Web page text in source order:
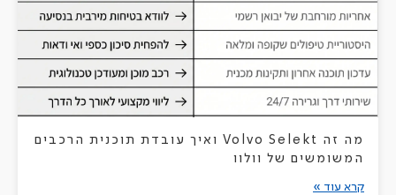
מה זה Volvo Selekt ואיך עובדת תוכנית הרכבים
המשומשים של וולוו
קרא עוד »